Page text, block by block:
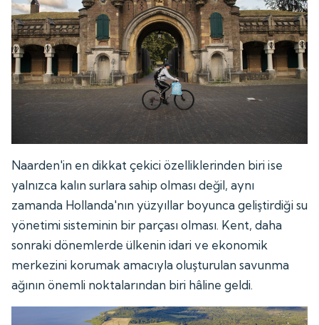
Naarden'in en dikkat çekici özelliklerinden biri ise
yalnızca kalın surlara sahip olması değil, aynı
zamanda Hollanda'nın yüzyıllar boyunca geliştirdiği su
yönetimi sisteminin bir parçası olması. Kent, daha
sonraki dönemlerde ülkenin idari ve ekonomik
merkezini korumak amacıyla oluşturulan savunma
ağının önemli noktalarından biri hâline geldi.